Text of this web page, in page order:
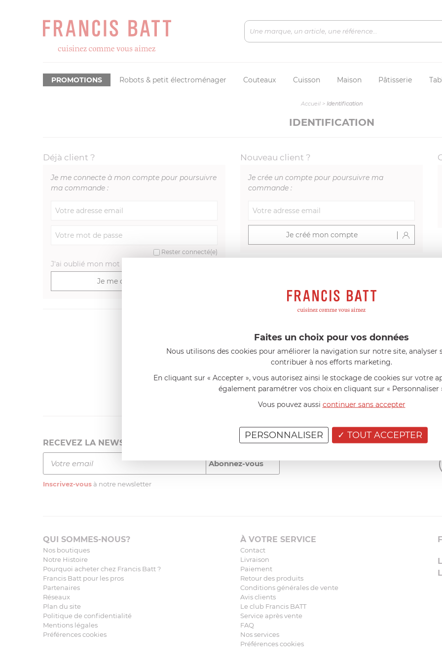
Robots & petit électroménager Couteaux Cuisson Maison Pâtisserie
PROMOTIONS
Accueil> Identification
IDENTIFICATION
Déjà client ?
Je me connecte à mon compte pour poursuivre
ma commande :
Rester connecté(e)
J'ai oublié mon mot de passe
Je me connecte
Nouveau client ?
Je crée un compte pour poursuivre ma
commande :
Je créé mon compte
Derniers avis produits
Emmanuel 56 ans le 23/06/2026 à 12:04
Casserole mini 9 cm Castelpro 5 ply poignée
«Nous sommes dans un produit de haute
qualité. Cette casserole est parfaite pour
l'élaboration des sauces et vient complé...»
Florence 63 ans le 23/06/2026 à
Couteau complet avec lame, joint
pour le robot cuiseur Cook Expert
«Je suis satisfaite du couteau
L'écrou est un peu dur au début
fait. La livraison a été très rapide.
RECEVEZ LA NEWSLETTER
Inscrivez-vous à notre newsletter
QUI SOMMES-NOUS?
Nos boutiques
Notre Histoire
Pourquoi acheter chez Francis Batt ?
Francis Batt pour les pros
Partenaires
Réseaux
Plan du site
Politique de confidentialité
Mentions légales
Préférences cookies
À VOTRE SERVICE
Contact
Livraison
Paiement
Retour des produits
Conditions générales de vente
Avis clients
Le club Francis BATT
Service après vente
FAQ
Nos services
Préférences cookies
Faites un choix pour vos données
Nous utilisons des cookies pour améliorer la navigation sur notre site, analyser
contribuer à nos efforts marketing.
En cliquant sur « Accepter », vous autorisez ainsi le stockage de cookies sur votre
également paramétrer vos choix en cliquant sur « Personnaliser
Vous pouvez aussi continuer sans accepter
TOUT ACCEPTER
PERSONNALISER